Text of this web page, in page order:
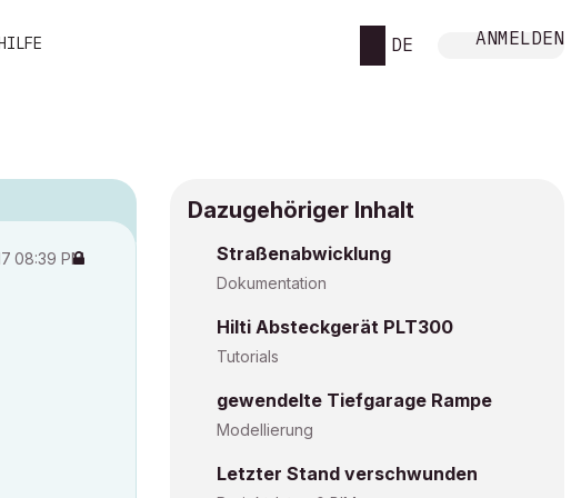
DE ANMELDEN
08:39 PM
Dazugehöriger Inhalt
Straßenabwicklung
Dokumentation
Hilti Absteckgerät PLT300
Tutorials
gewendelte Tiefgarage Rampe
Modellierung
Letzter Stand verschwunden